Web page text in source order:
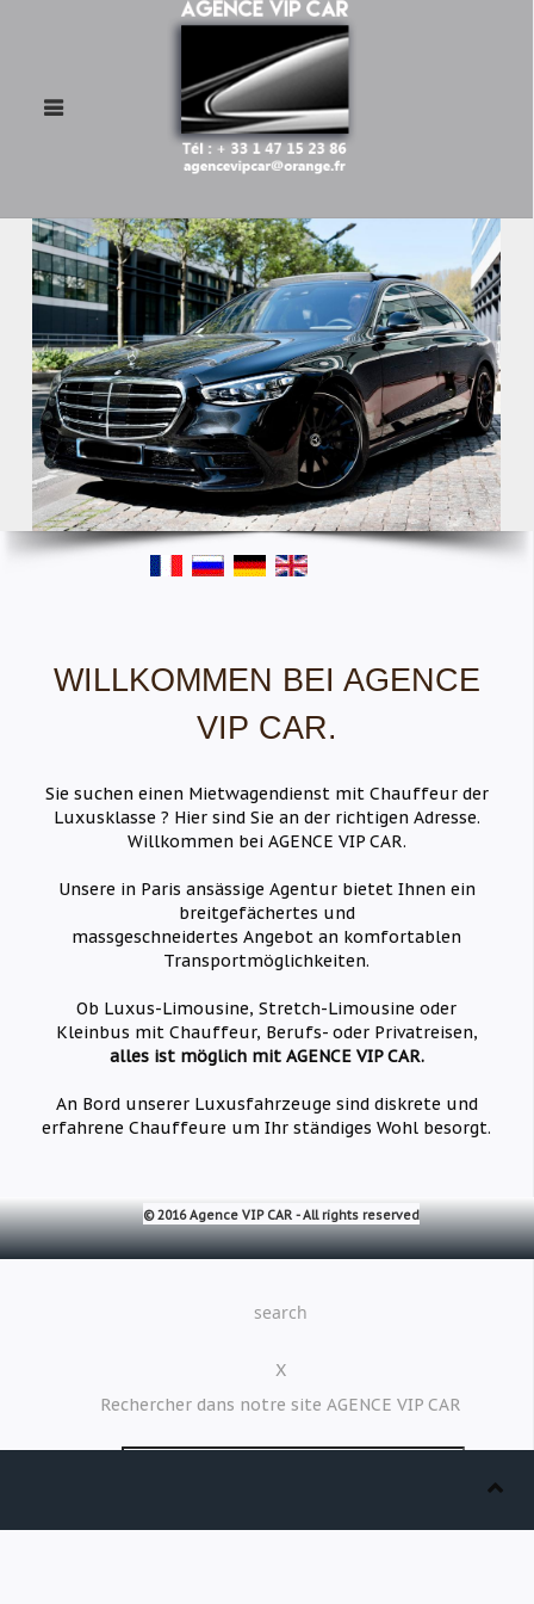
WILLKOMMEN BEI AGENCE
VIP CAR.
Sie suchen einen Mietwagendienst mit Chauffeur der
Luxusklasse ? Hier sind Sie an der richtigen Adresse.
Willkommen bei AGENCE VIP CAR.
Unsere in Paris ansässige Agentur bietet Ihnen ein
breitgefächertes und
massgeschneidertes Angebot an komfortablen
Transportmöglichkeiten.
Ob Luxus-Limousine, Stretch-Limousine oder
Kleinbus mit Chauffeur, Berufs- oder Privatreisen,
alles ist möglich mit AGENCE VIP CAR.
An Bord unserer Luxusfahrzeuge sind diskrete und
erfahrene Chauffeure um Ihr ständiges Wohl besorgt.
© 2016 Agence VIP CAR -All rights reserved
search
X
Rechercher dans notre site AGENCE VIP CAR